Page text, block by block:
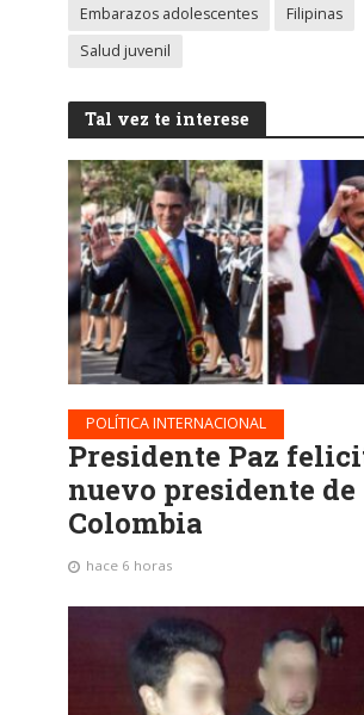
Embarazos adolescentes
Filipinas
Salud juvenil
Tal vez te interese
POLÍTICA INTERNACIONAL
Presidente Paz
nuevo presidente de
Colombia
hace 6 horas